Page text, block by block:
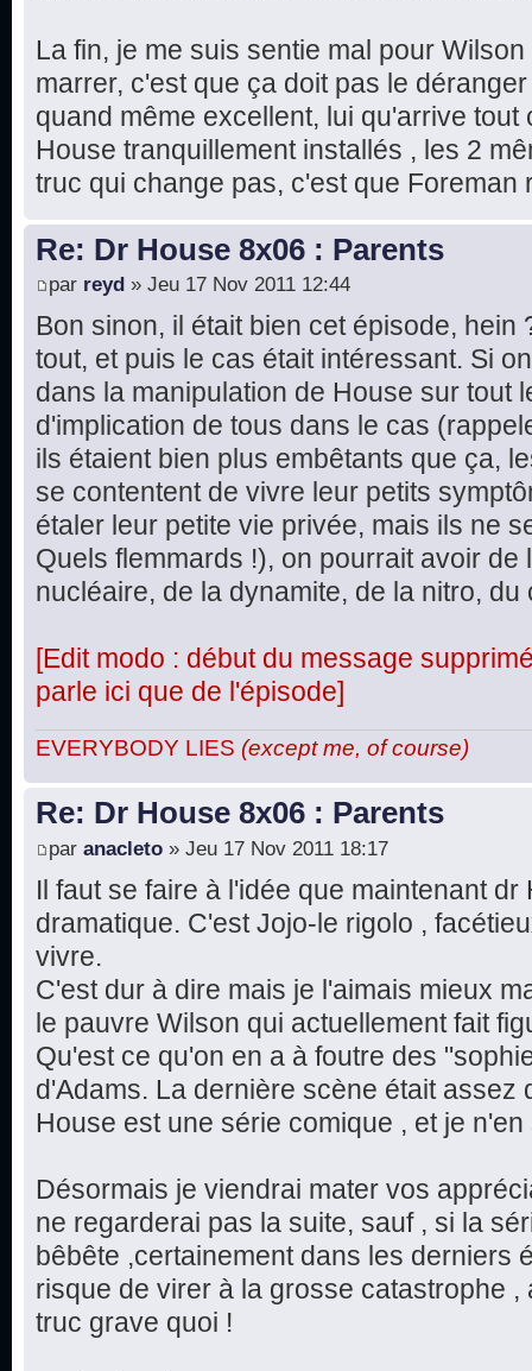
La fin, je me suis sentie mal pour
marrer, c'est que ça doit pas le
quand même excellent, lui qu'arrive tout
House tranquillement installés , les 2
truc qui change pas, c'est que Foreman
Re: Dr House 8x06 : Parents
par reyd » Jeu 17 Nov 2011 12:44
Bon sinon, il était bien cet épisode, hein
tout, et puis le cas était intéressant. Si
dans la manipulation de House sur tout
d'implication de tous dans le cas
ils étaient bien plus embêtants que ça,
se contentent de vivre leur petits
étaler leur petite vie privée, mais ils ne
Quels flemmards !), on pourrait avoir de
nucléaire, de la dynamite, de la nitro, du
[Edit modo : début du message
parle ici que de l'épisode]
EVERYBODY LIES (except me, of course)
Re: Dr House 8x06 : Parents
par anacleto » Jeu 17 Nov 2011 18:17
Il faut se faire à l'idée que maintenant
dramatique. C'est Jojo-le rigolo ,
vivre.
C'est dur à dire mais je l'aimais mieux
le pauvre Wilson qui actuellement fait
Qu'est ce qu'on en a à foutre des
d'Adams. La dernière scène était assez
House est une série comique , et je
Désormais je viendrai mater vos
ne regarderai pas la suite, sauf , si la
bêbête ,certainement dans les derniers
risque de virer à la grosse catastrophe ,
truc grave quoi !